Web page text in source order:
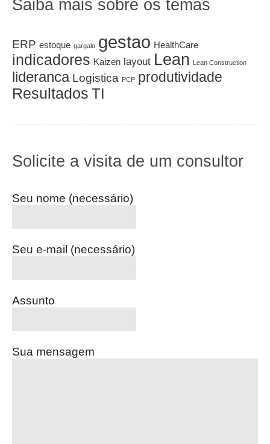
Saiba mais sobre os temas
ERP estoque gargalo gestao HealthCare
indicadores Kaizen layout Lean Lean Construction
lideranca Logistica PCP produtividade
Resultados TI
Solicite a visita de um consultor
Seu nome (necessário)
Seu e-mail (necessário)
Assunto
Sua mensagem